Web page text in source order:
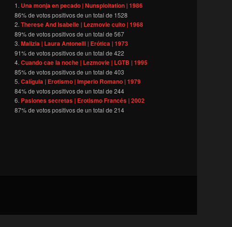
Una monja en pecado | Nunsploitation | 1986
86% de votos positivos de un total de 1528
Therese And Isabelle | Lezmovie culto | 1968
89% de votos positivos de un total de567
Malizia | Laura Antonelli | Erótica | 1973
91% de votos positivos de un total de422
Cuando cae la noche | Lezmovie | LGTB | 1995
85% de votos positivos de un total de403
Calígula | Erotismo | Imperio Romano | 1979
84% de votos positivos de un total de244
Pasiones secretas | Erotismo Francés | 2002
87% de votos positivos de un total de214